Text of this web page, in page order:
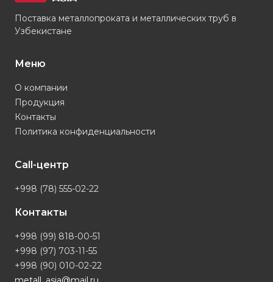
Поставка металлопроката и металлических труб в
Узбекистане
Меню
О компании
Продукция
Контакты
Политика конфиденциальности
Call-центр
+998 (78) 555-02-22
Контакты
+998 (99) 818-00-51
+998 (97) 703-11-55
+998 (90) 010-02-22